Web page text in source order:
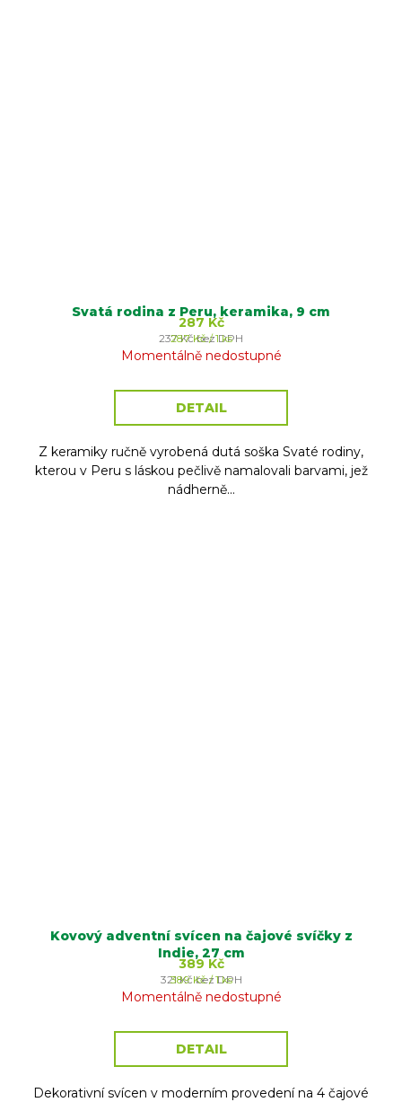
Svatá rodina z Peru, keramika, 9 cm
Momentálně nedostupné
237 Kč bez DPH
287 Kč
Měrná
cena:
287 Kč / 1 ks
DETAIL
Z keramiky ručně vyrobená dutá soška Svaté rodiny,
kterou v Peru s láskou pečlivě namalovali barvami, jež
nádherně...
Kovový adventní svícen na čajové svíčky z
Indie, 27 cm
Momentálně nedostupné
321 Kč bez DPH
389 Kč
Měrná
cena:
389 Kč / 1 ks
DETAIL
Dekorativní svícen v moderním provedení na 4 čajové